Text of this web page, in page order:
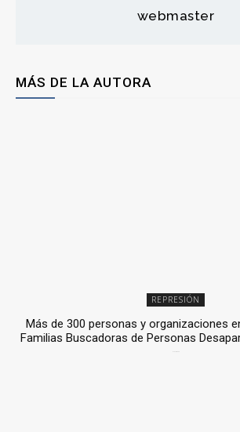
webmaster
MÁS DE LA AUTORA
REPRESIÓN
Más de 300 personas y organizaciones
Familias Buscadoras de Personas